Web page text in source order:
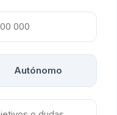
Autónomo